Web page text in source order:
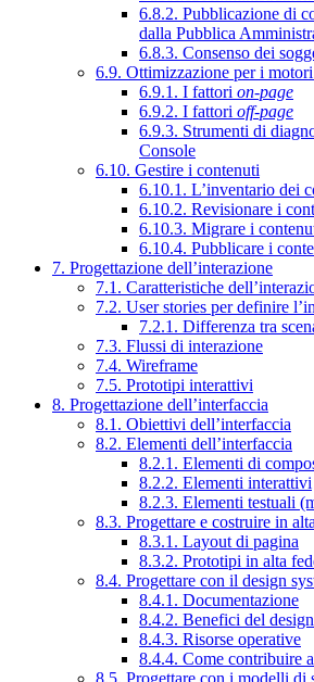
6.8.2. Pubblicazione di
dalla Pubblica
6.8.3. Consenso dei
6.9. Ottimizzazione per i
6.9.1. I fattori on-page
6.9.2. I fattori off-page
6.9.3. Strumenti di
Console
6.10. Gestire i contenuti
6.10.1. L’inventario dei
6.10.2. Revisionare i
6.10.3. Migrare i
6.10.4. Pubblicare i
7. Progettazione dell’interazione
7.1. Caratteristiche
7.2. User stories per definire
7.2.1. Differenza tra
7.3. Flussi di interazione
7.4. Wireframe
7.5. Prototipi interattivi
8. Progettazione dell’interfaccia
8.1. Obiettivi dell’interfaccia
8.2. Elementi dell’interfaccia
8.2.1. Elementi di
8.2.2. Elementi interattivi
8.2.3. Elementi testuali
8.3. Progettare e costruire in
8.3.1. Layout di pagina
8.3.2. Prototipi in alta
8.4. Progettare con il design
8.4.1. Documentazione
8.4.2. Benefici del
8.4.3. Risorse operative
8.4.4. Come contribuire
8.5. Progettare con i modelli di